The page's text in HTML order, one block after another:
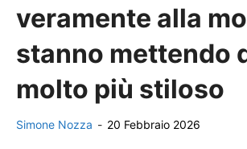
veramente alla
stanno mettendo
molto più stiloso
Simone Nozza - 20 Febbraio 2026